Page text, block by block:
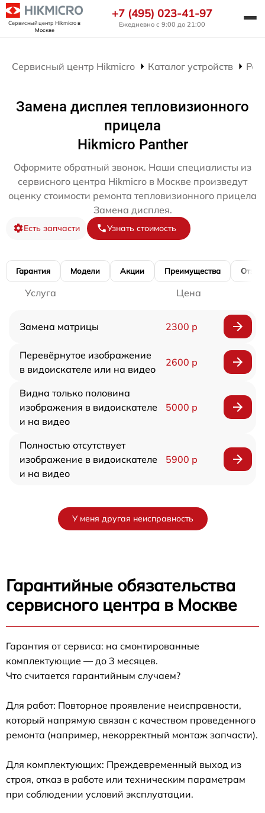
Сервисный центр Hikmicroв
Москве
+7 (495) 023-41-97
Ежедневно с 9:00 до 21:00
Сервисный центр Hikmicro Каталог устройств
Замена дисплея тепловизионного
прицела
Hikmicro Panther
Оформите обратный звонок. Наши специалисты из
сервисного центра Hikmicro в Москве произведут
оценку стоимости ремонта тепловизионного прицела
Замена дисплея.
Есть запчасти Узнать стоимость
Гарантия Модели Акции Преимущества
Услуга Цена
Замена матрицы 2300 р
Перевёрнутое изображение
в видоискателе или на видео
2600 р
Видна только половина
изображения в видоискателе
и на видео
5000 р
Полностью отсутствует
изображение в видоискателе
и на видео
5900 р
У меня другая неисправность
Гарантийные обязательства
сервисного центра в Москве
Гарантия от сервиса: на смонтированные
комплектующие — до 3 месяцев.
Что считается гарантийным случаем?
Для работ: Повторное проявление неисправности,
который напрямую связан с качеством проведенного
ремонта (например, некорректный монтаж запчасти).
Для комплектующих: Преждевременный выход из
строя, отказ в работе или техническим параметрам
при соблюдении условий эксплуатации.